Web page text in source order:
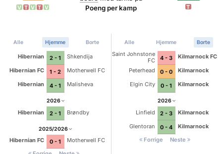
V T V T V
Poeng per kamp
T
Alle Hjemme Borte
Hibernian 2 - 1
Shkendija
Hibernian FC
1 - 2
Motherwell FC
Hibernian
4 - 1 Malisheva
2026
Hibernian 2 - 1 Brøndby
2025/2026
Hibernian FC 0 - 1
Motherwell FC
Alle Hjemme Borte
Saint Johnstone
FC
4 - 3
Kilmarnock FC
Peterhead
0 - 0
Kilmarnock
Elgin City
0 - 1 Kilmarnock
2026
Linfield 2 - 3
Kilmarnock
Glentoran
0 - 4
Kilmarnock
Forrige
Neste